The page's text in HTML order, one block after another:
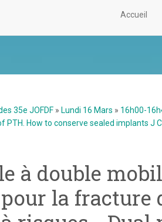
Accueil
35e JOFDF » Lundi 16 Mars » 16h00-
How to conserve sealed implants J
à double
la fracture